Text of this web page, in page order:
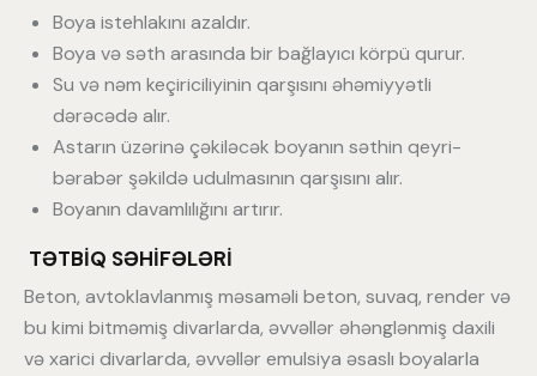
Boya istehlakını azaldır.
Boya və səth arasında bir bağlayıcı körpü qurur.
Su və nəm keçiriciliyinin qarşısını əhəmiyyətli
dərəcədə alır.
Astarın üzərinə çəkiləcək boyanın səthin qeyri-
bərabər şəkildə udulmasının qarşısını alır.
Boyanın davamlılığını artırır.
TƏTBİQ SƏHİFƏLƏRİ
Beton, avtoklavlanmış məsaməli beton, suvaq, render və
bu kimi bitməmiş divarlarda, əvvəllər əhənglənmiş daxili
və xarici divarlarda, əvvəllər emulsiya əsaslı boyalarla